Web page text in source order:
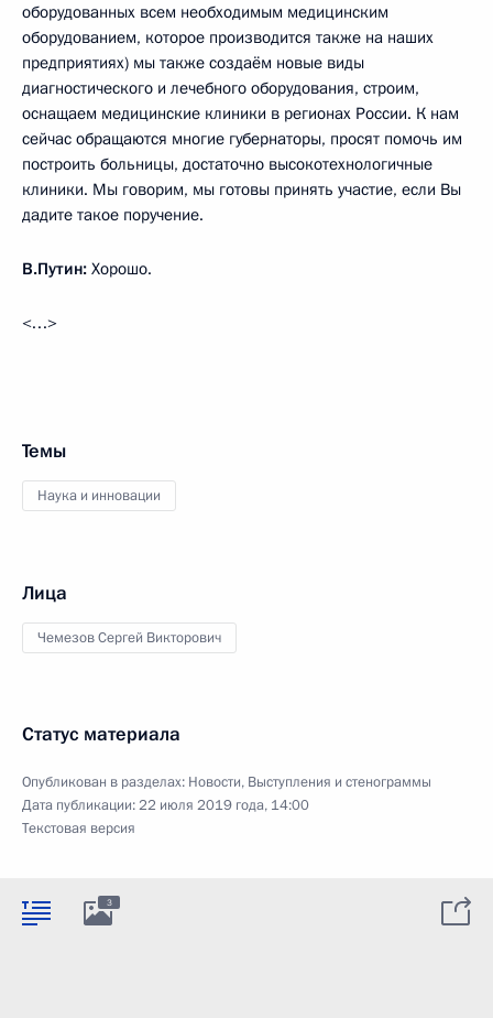
оборудованных всем необходимым медицинским
оборудованием, которое производится также на наших
предприятиях) мы также создаём новые виды
диагностического и лечебного оборудования, строим,
оснащаем медицинские клиники в регионах России. К нам
сейчас обращаются многие губернаторы, просят помочь им
построить больницы, достаточно высокотехнологичные
клиники. Мы говорим, мы готовы принять участие, если Вы
дадите такое поручение.
В.Путин: Хорошо.
<…>
Темы
Наука и инновации
Лица
Чемезов Сергей Викторович
Статус материала
Опубликован в разделах: Новости, Выступления и стенограммы
Дата публикации:22 июля 2019 года, 14:00
Текстовая версия
3